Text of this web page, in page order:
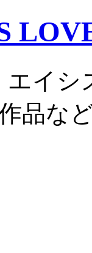
イシ
品な